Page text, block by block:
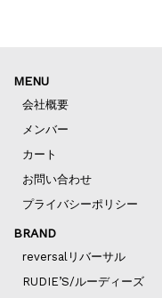
MENU
会社概要
メンバー
カート
お問い合わせ
プライバシーポリシー
BRAND
reversalリバーサル
RUDIE’S/ルーディーズ